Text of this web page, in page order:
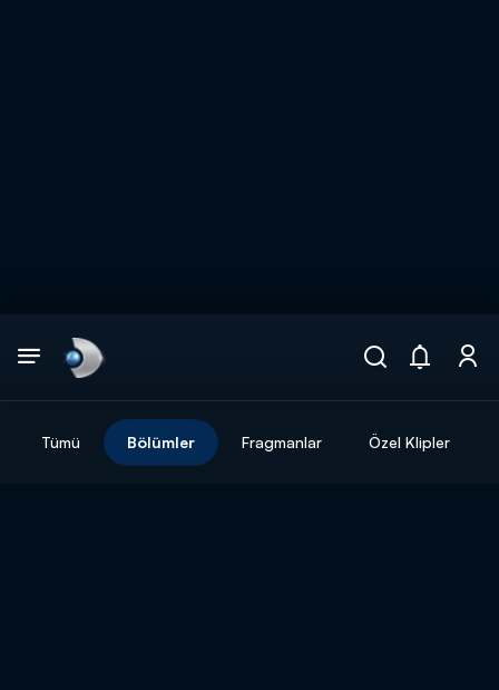
Tümü Bölümler Fragmanlar Özel Klipler